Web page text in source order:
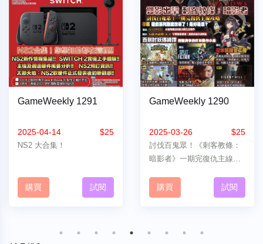
GameWeekly 1291
2025-04-14 $25
NS2 大合集！
購買 試閱
GameWeekly 1290
2025-03-26 $25
討伐百鬼眾！《刺客教條：
暗影者》一期完復仇主線攻
購買 試閱